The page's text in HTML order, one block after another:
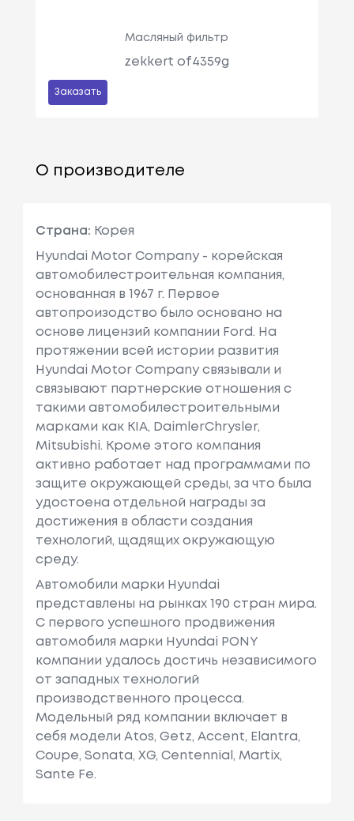
Масляный фильтр
zekkert of4359g
Заказать
О производителе
Страна: Корея
Hyundai Motor Company - корейская
автомобилестроительная компания,
основанная в 1967 г. Первое
автопроизодство было основано на
основе лицензий компании Ford. На
протяжении всей истории развития
Hyundai Motor Company связывали и
связывают партнерские отношения с
такими автомобилестроительными
марками как KIA, DaimlerChrysler,
Mitsubishi. Кроме этого компания
активно работает над программами по
защите окружающей среды, за что была
удостоена отдельной награды за
достижения в области создания
технологий, щадящих окружающую
среду.
Автомобили марки Hyundai
представлены на рынках 190 стран мира.
C первого успешного продвижения
автомобиля марки Hyundai PONY
компании удалось достичь независимого
от западных технологий
производственного процесса.
Модельный ряд компании включает в
себя модели Atos, Getz, Accent, Elantra,
Coupe, Sonata, XG, Centennial, Martix,
Sante Fe.